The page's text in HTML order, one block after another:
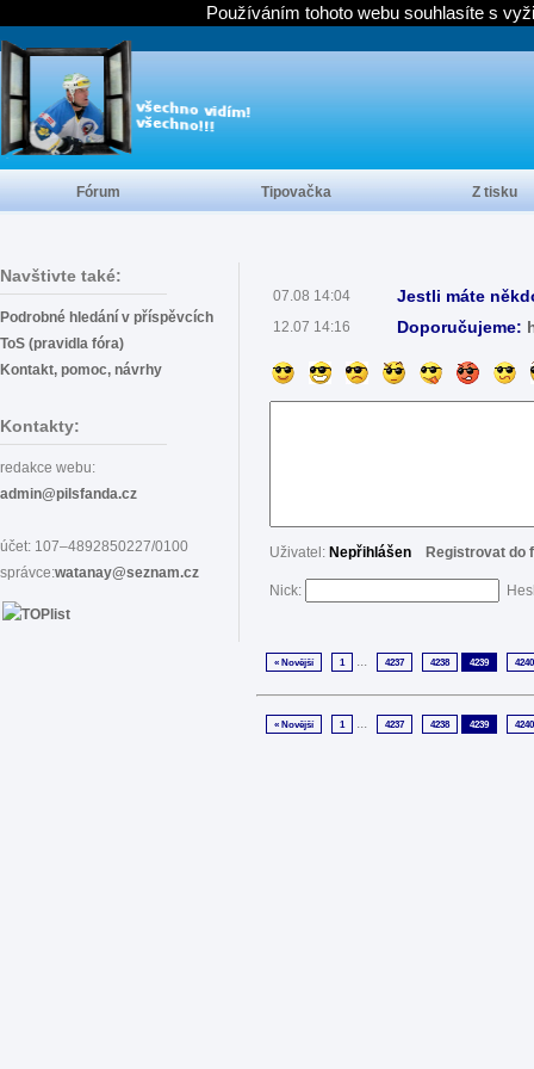
Navštivte také:
Podrobné hledání v příspěvcích
ToS (pravidla fóra)
Kontakt, pomoc, návrhy
Kontakty:
redakce webu:
admin@pilsfanda.cz
účet: 107–4892850227/0100
správce:watanay@seznam.cz
07.08 14:04 Jestli máte
12.07 14:16 Doporučujeme:
Uživatel: Nepřihlášen Registrovat do
Nick:
« Novější 1 ... 4237 4238 4239 4240
« Novější 1 ... 4237 4238 4239 4240
Fórum Tipovačka Z tisku
Používáním tohoto webu souhlasíte s